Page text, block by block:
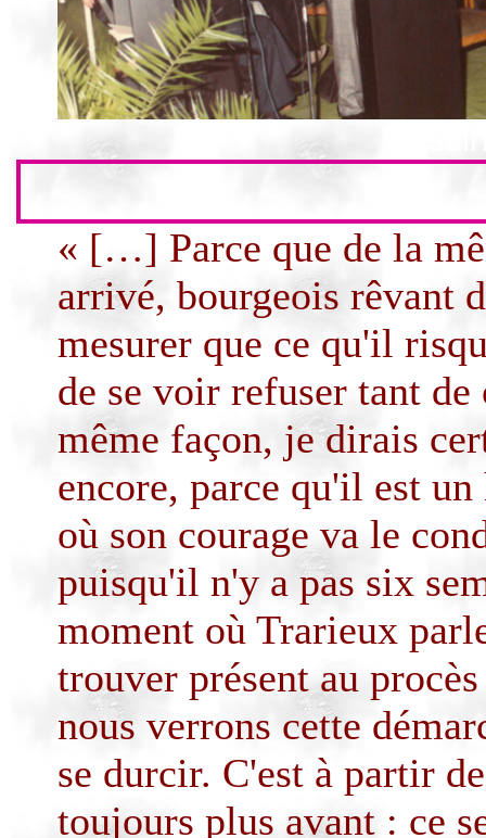
« […] Parce que de la
arrivé, bourgeois rêvant
mesurer que ce qu'il
de se voir refuser tant
même façon, je dirais
encore, parce qu'il est
où son courage va le
puisqu'il n'y a pas six
moment où Trarieux
trouver présent au
nous verrons cette
se durcir. C'est à partir
toujours plus avant : ce